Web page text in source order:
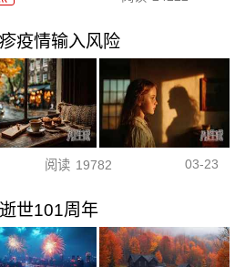
疫情输入风险
阅读 19782 03-23
世101周年